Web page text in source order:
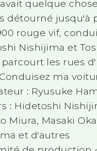
quelque
détourné jusqu'à
rouge vif,
Nishijima et
parcourt les rues
ma
: Ryusuke
: Hidetoshi
Miura, Masaki
et d'autres